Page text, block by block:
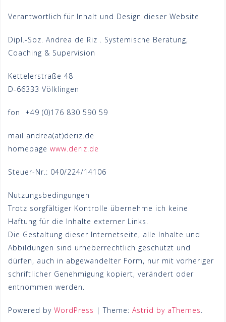
Verantwortlich für Inhalt und Design dieser Website
Dipl.-Soz. Andrea de Riz . Systemische Beratung,
Coaching & Supervision
Kettelerstraße 48
D-66333 Völklingen
fon +49 (0)176 830 590 59
mail andrea(at)deriz.de
homepage www.deriz.de
Steuer-Nr.: 040/224/14106
Nutzungsbedingungen
Trotz sorgfältiger Kontrolle übernehme ich keine
Haftung für die Inhalte externer Links.
Die Gestaltung dieser Internetseite, alle Inhalte und
Abbildungen sind urheberrechtlich geschützt und
dürfen, auch in abgewandelter Form, nur mit vorheriger
schriftlicher Genehmigung kopiert, verändert oder
entnommen werden.
Powered by WordPress | Theme: Astrid by aThemes.